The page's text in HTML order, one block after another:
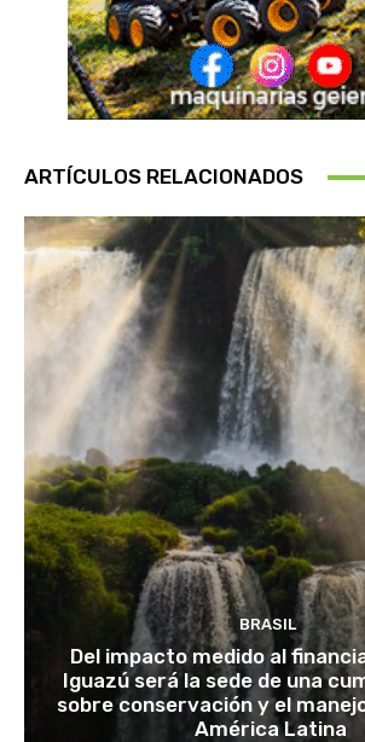
ARTÍCULOS RELACIONADOS
BRASIL
Del impacto medido al
Iguazú será la sede de una
sobre conservación y el
América Latina